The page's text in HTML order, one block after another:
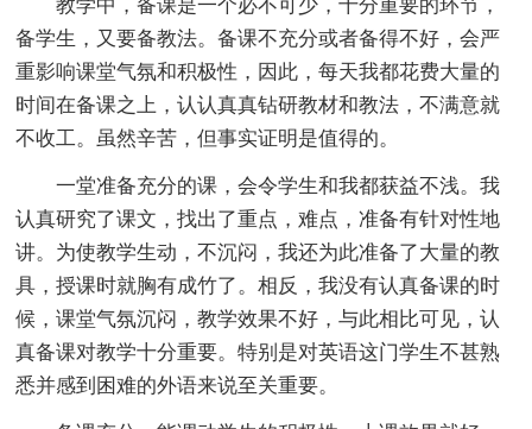
教学中，备课是一个必不可少，十分重要的环节，
备学生，又要备教法。备课不充分或者备得不好，会严
重影响课堂气氛和积极性，因此，每天我都花费大量的
时间在备课之上，认认真真钻研教材和教法，不满意就
不收工。虽然辛苦，但事实证明是值得的。
一堂准备充分的课，会令学生和我都获益不浅。我
认真研究了课文，找出了重点，难点，准备有针对性地
讲。为使教学生动，不沉闷，我还为此准备了大量的教
具，授课时就胸有成竹了。相反，我没有认真备课的时
候，课堂气氛沉闷，教学效果不好，与此相比可见，认
真备课对教学十分重要。特别是对英语这门学生不甚熟
悉并感到困难的外语来说至关重要。